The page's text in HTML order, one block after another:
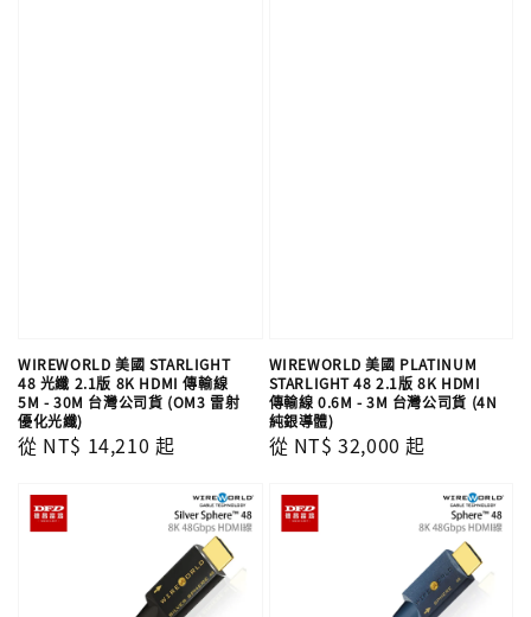
WIREWORLD 美國 STARLIGHT
48 光纖 2.1版 8K HDMI 傳輸線
5M - 30M 台灣公司貨 (OM3 雷射
優化光纖)
Regular
從 NT$ 14,210 起
WIREWORLD 美國 PLATINUM
STARLIGHT 48 2.1版 8K HDMI
傳輸線 0.6M - 3M 台灣公司貨 (4N
純銀導體)
Regular
從 NT$ 32,000 起